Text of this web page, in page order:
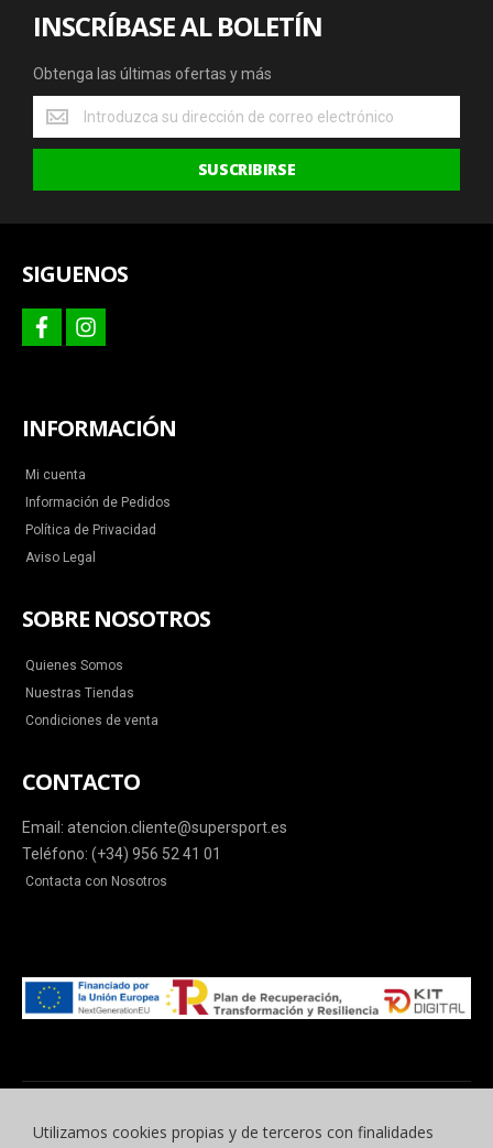
INSCRÍBASE AL BOLETÍN
Obtenga las últimas ofertas y más
Obtenga
las
últimas
y
SUSCRIBIRSE
SIGUENOS
facebookinstagram
INFORMACIÓN
Mi cuenta
Información de Pedidos
Política de Privacidad
Aviso Legal
SOBRE NOSOTROS
Quienes Somos
Nuestras Tiendas
Condiciones de venta
CONTACTO
Email: atencion.cliente@supersport.es
Teléfono: (+34) 956 52 41 01
Contacta con Nosotros
Utilizamos cookies propias y de terceros con finalidades